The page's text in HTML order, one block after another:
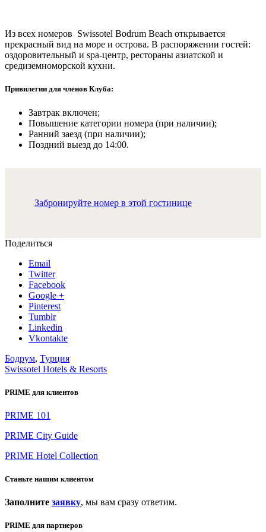
Из всех номеров Swissotel Bodrum Beach открывается
прекрасный вид на море и острова. В распоряжении гостей:
оздоровительный и spa-центр, рестораны азиатской и
средиземноморской кухни.
Привилегии для членов Клуба:
Завтрак включен;
Повышение категории номера (при наличии);
Ранний заезд (при наличии);
Поздний выезд до 14:00.
Забронируйте номер в этой гостинице
Поделиться
Email
Twitter
Facebook
Google +
Pinterest
Tumblr
Linkedin
Vkontakte
Бодрум, Турция
Swissotel Hotels & Resorts
PRIME для клиентов
PRIME 101
PRIME City Guide
PRIME Hotel Collection
Станьте нашим клиентом
Заполните заявку, мы вам сразу ответим.
PRIME для партнеров